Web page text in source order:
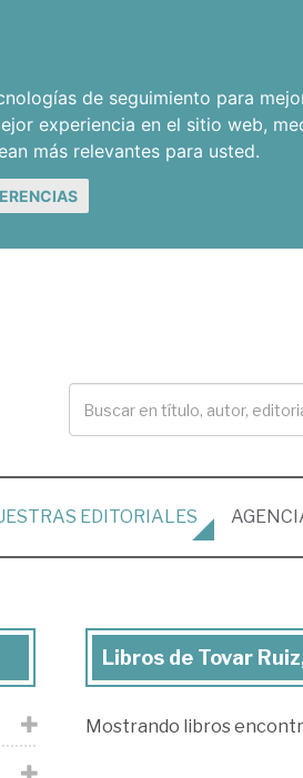
de seguimiento para
experiencia en el sitio web,
más relevantes para usted.
EDITORIALES
Libros
Tovar
Libros de Tovar
Mostrando libros